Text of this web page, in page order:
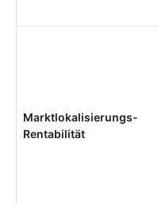
Marktlokalisierungs-
Rentabilität